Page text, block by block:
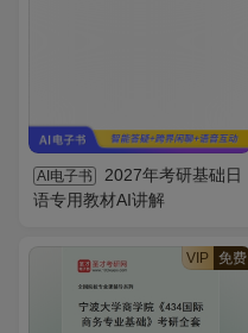
AI电子书
2027年考研基础日
语专用教材AI讲解
VIP 免费